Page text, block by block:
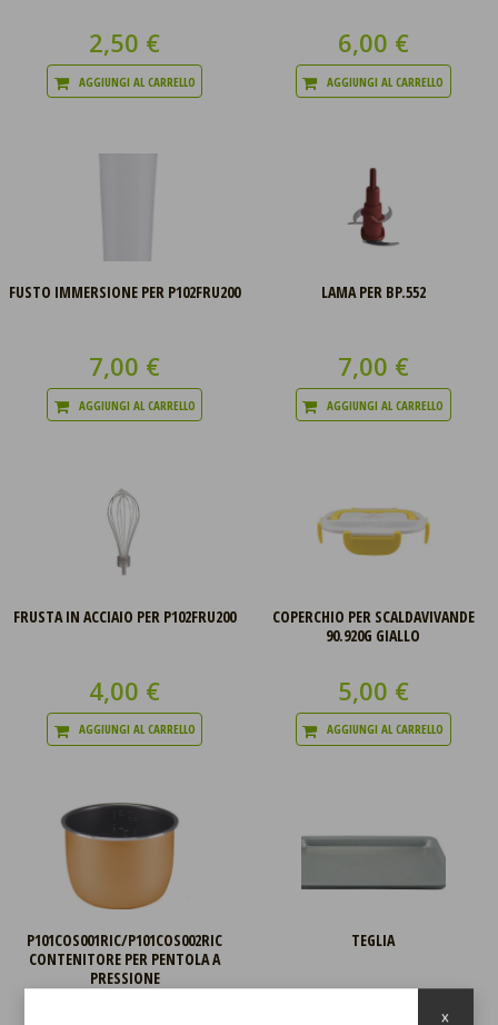
2,50 €
AGGIUNGI AL CARRELLO
6,00 €
AGGIUNGI AL CARRELLO
FUSTO IMMERSIONE PER P102FRU200
7,00 €
AGGIUNGI AL CARRELLO
LAMA PER BP.552
7,00 €
AGGIUNGI AL CARRELLO
FRUSTA IN ACCIAIO PER P102FRU200
4,00 €
AGGIUNGI AL CARRELLO
COPERCHIO PER SCALDAVIVANDE
90.920G GIALLO
5,00 €
AGGIUNGI AL CARRELLO
P101COS001RIC/P101COS002RIC
CONTENITORE PER PENTOLA A
PRESSIONE
TEGLIA
x